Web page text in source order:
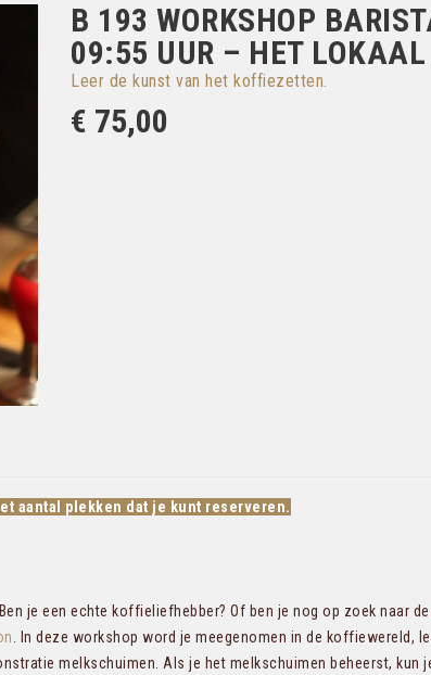
B 193 WORKSHOP
09:55 UUR – HET LOKAAL
Leer de kunst van het koffiezetten.
€ 75,00
aantal plekken dat je kunt reserveren.
je een echte koffieliefhebber? Of ben je nog op zoek naar
. In deze workshop word je meegenomen in de
melkschuimen. Als je het melkschuimen beheerst,